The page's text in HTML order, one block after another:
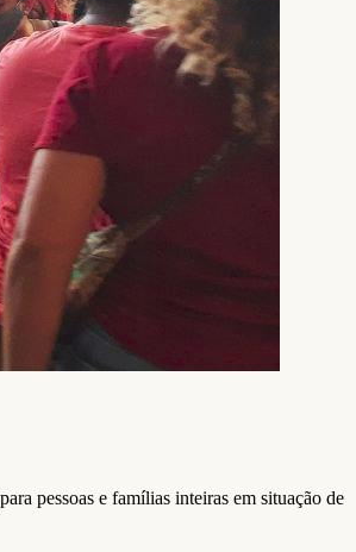
pessoas e famílias inteiras em situação de